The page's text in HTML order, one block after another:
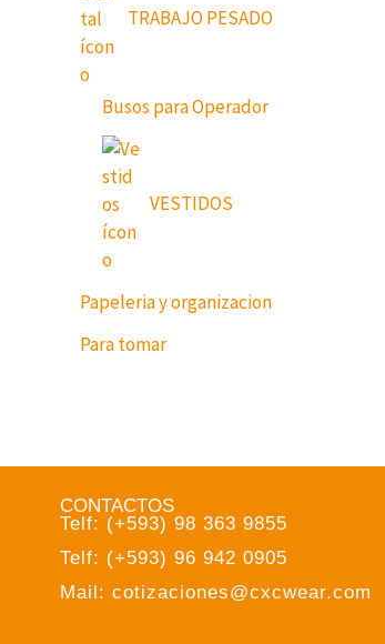
TRABAJO PESADO
Busos para Operador
VESTIDOS
Papeleria y organizacion
Para tomar
CONTACTOS
Telf: (+593) 98 363 9855
Telf: (+593) 96 942 0905
Mail: cotizaciones@cxcwear.com